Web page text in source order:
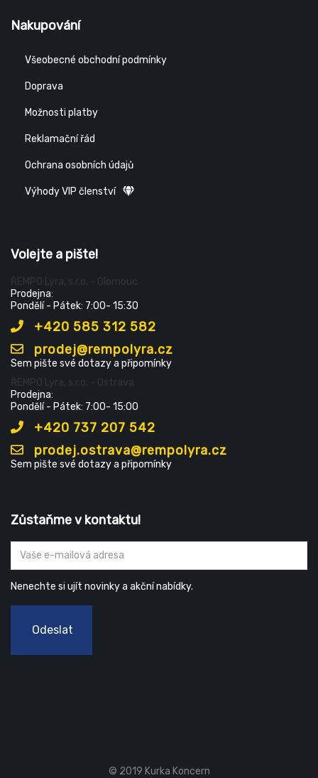
Nakupování
Všeobecné obchodní podmínky
Doprava
Možnosti platby
Reklamační řád
Ochrana osobních údajů
Výhody VIP členství
Volejte a pište!
ŘEMPO Lyra, s.r.o. - Olomouc
Prodejna:
Pondělí - Pátek: 7:00- 15:30
+420 585 312 582
prodej@rempolyra.cz
Sem pište své dotazy a připomínky
ŘEMPO Lyra, s.r.o. - Ostrava
Prodejna:
Pondělí - Pátek: 7:00- 15:00
+420 737 207 542
prodej.ostrava@rempolyra.cz
Sem pište své dotazy a připomínky
Zůstaňme v kontaktu!
Nenechte si ujít novinky a akční nabídky.
Odeslat
© 2019 Kurka Koncern